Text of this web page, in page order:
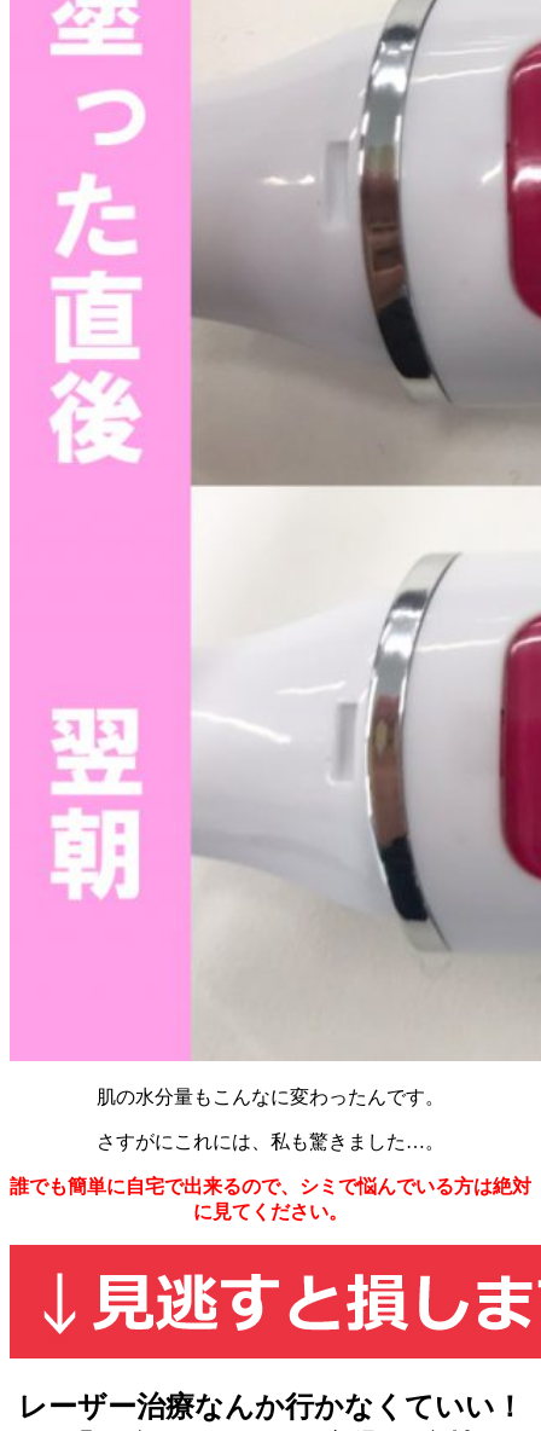
肌の水分量もこんなに変わったんです。
さすがにこれには、私も驚きました…。
誰でも簡単に自宅で出来るので、シミで悩んでいる方は絶対
に見てください。
レーザー治療なんか行かなくていい！